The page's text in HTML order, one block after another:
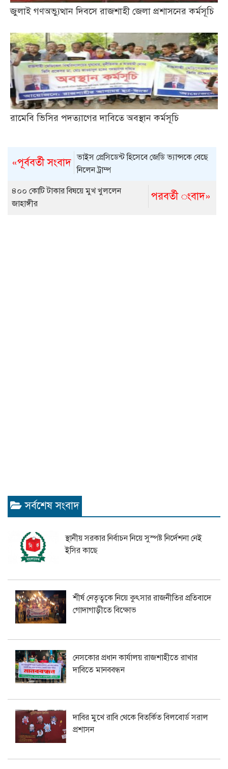
জুলাই গণঅভ্যুত্থান দিবসে রাজশাহী জেলা প্রশাসনের কর্মসূচি
রামেবি ভিসির পদত্যাগের দাবিতে অবস্থান কর্মসূচি
«পূর্ববর্তী সংবাদ ভাইস প্রেসিডেন্ট হিসেবে জেডি ভ্যান্সকে বেছে
নিলেন ট্রাম্প
পরবর্তী ংবাদ»
৪০০ কোটি টাকার বিষয়ে মুখ খুললেন
জাহাঙ্গীর
সর্বশেষ সংবাদ
স্থানীয় সরকার নির্বাচন নিয়ে সুস্পষ্ট নির্দেশনা নেই
ইসির কাছে
শীর্ষ নেতৃত্বকে নিয়ে কুৎসার রাজনীতির প্রতিবাদে
গোদাগাড়ীতে বিক্ষোভ
নেসকোর প্রধান কার্যালয় রাজশাহীতে রাখার
দাবিতে মানববন্ধন
দাবির মুখে রাবি থেকে বিতর্কিত বিলবোর্ড সরাল
প্রশাসন